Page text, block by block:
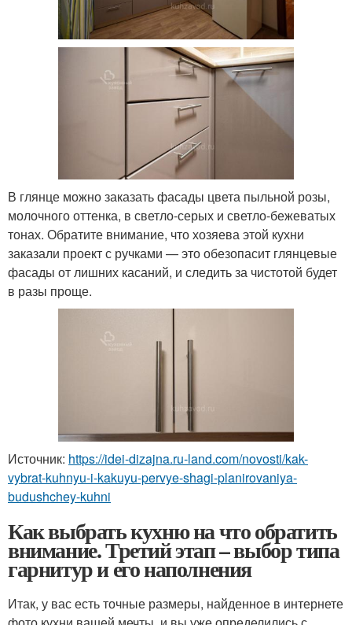
В глянце можно заказать фасады цвета пыльной розы,
молочного оттенка, в светло-серых и светло-бежеватых
тонах. Обратите внимание, что хозяева этой кухни
заказали проект с ручками — это обезопасит глянцевые
фасады от лишних касаний, и следить за чистотой будет
в разы проще.
Источник: https://idei-dizajna.ru-land.com/novosti/kak-
vybrat-kuhnyu-i-kakuyu-pervye-shagi-planirovaniya-
budushchey-kuhni
Как выбрать кухню на что обратить
внимание. Третий этап – выбор типа
гарнитур и его наполнения
Итак, у вас есть точные размеры, найденное в интернете